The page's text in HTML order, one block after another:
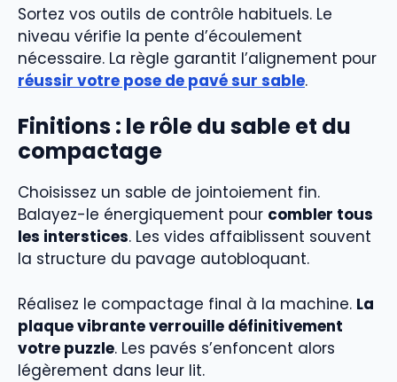
Sortez vos outils de contrôle habituels. Le
niveau vérifie la pente d’écoulement
nécessaire. La règle garantit l’alignement pour
réussir votre pose de pavé sur sable.
Finitions : le rôle du sable et du
compactage
Choisissez un sable de jointoiement fin.
Balayez-le énergiquement pour combler tous
les interstices. Les vides affaiblissent souvent
la structure du pavage autobloquant.
Réalisez le compactage final à la machine. La
plaque vibrante verrouille définitivement
votre puzzle. Les pavés s’enfoncent alors
légèrement dans leur lit.